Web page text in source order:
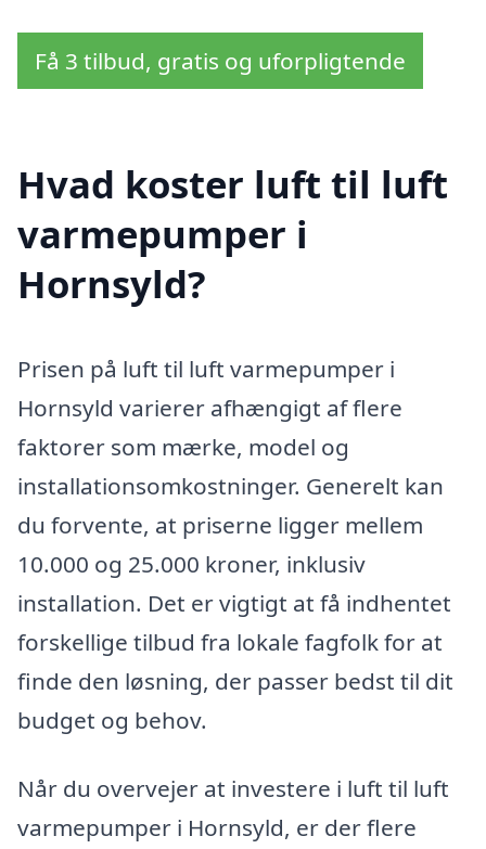
Få 3 tilbud, gratis og uforpligtende
Hvad koster luft til luft
varmepumper i
Hornsyld?
Prisen på luft til luft varmepumper i
Hornsyld varierer afhængigt af flere
faktorer som mærke, model og
installationsomkostninger. Generelt kan
du forvente, at priserne ligger mellem
10.000 og 25.000 kroner, inklusiv
installation. Det er vigtigt at få indhentet
forskellige tilbud fra lokale fagfolk for at
finde den løsning, der passer bedst til dit
budget og behov.
Når du overvejer at investere i luft til luft
varmepumper i Hornsyld, er der flere